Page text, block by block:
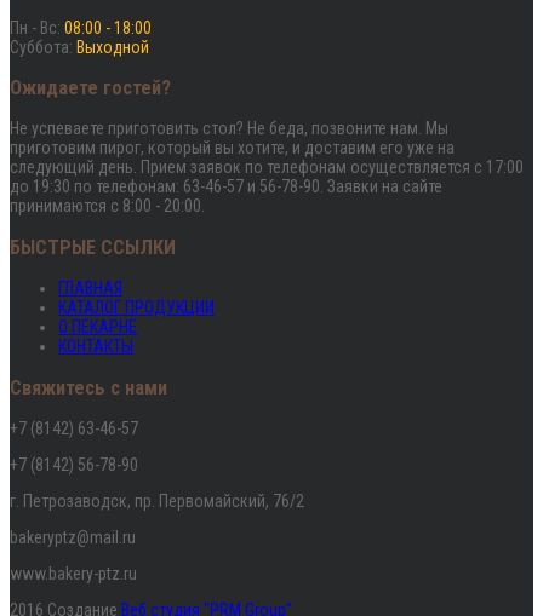
Пн - Вс: 08:00 - 18:00
Суббота: Выходной
Ожидаете гостей?
Не успеваете приготовить стол? Не беда, позвоните нам. Мы
приготовим пирог, который вы хотите, и доставим его уже на
следующий день. Прием заявок по телефонам осуществляется с 17:00
до 19:30 по телефонам: 63-46-57 и 56-78-90. Заявки на сайте
принимаются с 8:00 - 20:00.
БЫСТРЫЕ ССЫЛКИ
ГЛАВНАЯ
КАТАЛОГ ПРОДУКЦИИ
О ПЕКАРНЕ
КОНТАКТЫ
Свяжитесь с нами
+7 (8142) 63-46-57
+7 (8142) 56-78-90
г. Петрозаводск, пр. Первомайский, 76/2
bakeryptz@mail.ru
www.bakery-ptz.ru
2016 Создание Веб студия "PRM Group"